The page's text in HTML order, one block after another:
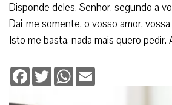
Disponde deles, Senhor, segundo a
Dai-me somente, o vosso amor, vossa
Isto me basta, nada mais quero pedir.
Facebook
TwitterWhatsApp